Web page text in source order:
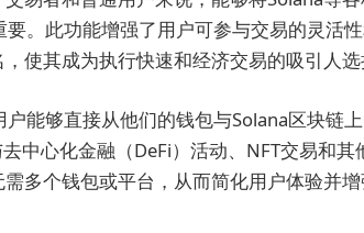
。此功能增强了用户可参与交易的灵活
使其成为执行快速和经济交易的吸引人选
能够直接从他们的钱包与Solana区块链
中心化金融（DeFi）活动、NFT交易和
多个钱包或平台，从而简化用户体验并增